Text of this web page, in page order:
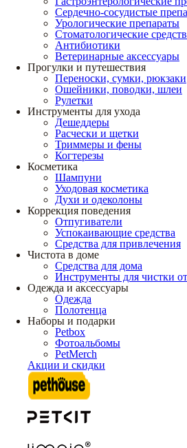
Сердечно-сосудистые
Урологические препараты
Стоматологические
Антибиотики
Ветеринарные аксессуары
Прогулки и путешествия
Переноски, сумки, рюкзаки
Ошейники, поводки, шлеи
Рулетки
Инструменты для ухода
Дешеддеры
Расчески и щетки
Триммеры и фены
Когтерезы
Косметика
Шампуни
Уходовая косметика
Духи и одеколоны
Коррекция поведения
Отпугиватели
Успокаивающие средства
Средства для привлечения
Чистота в доме
Средства для дома
Инструменты для чистки
Одежда и аксессуары
Одежда
Полотенца
Наборы и подарки
Petbox
Фотоальбомы
PetMerch
Акции и скидки